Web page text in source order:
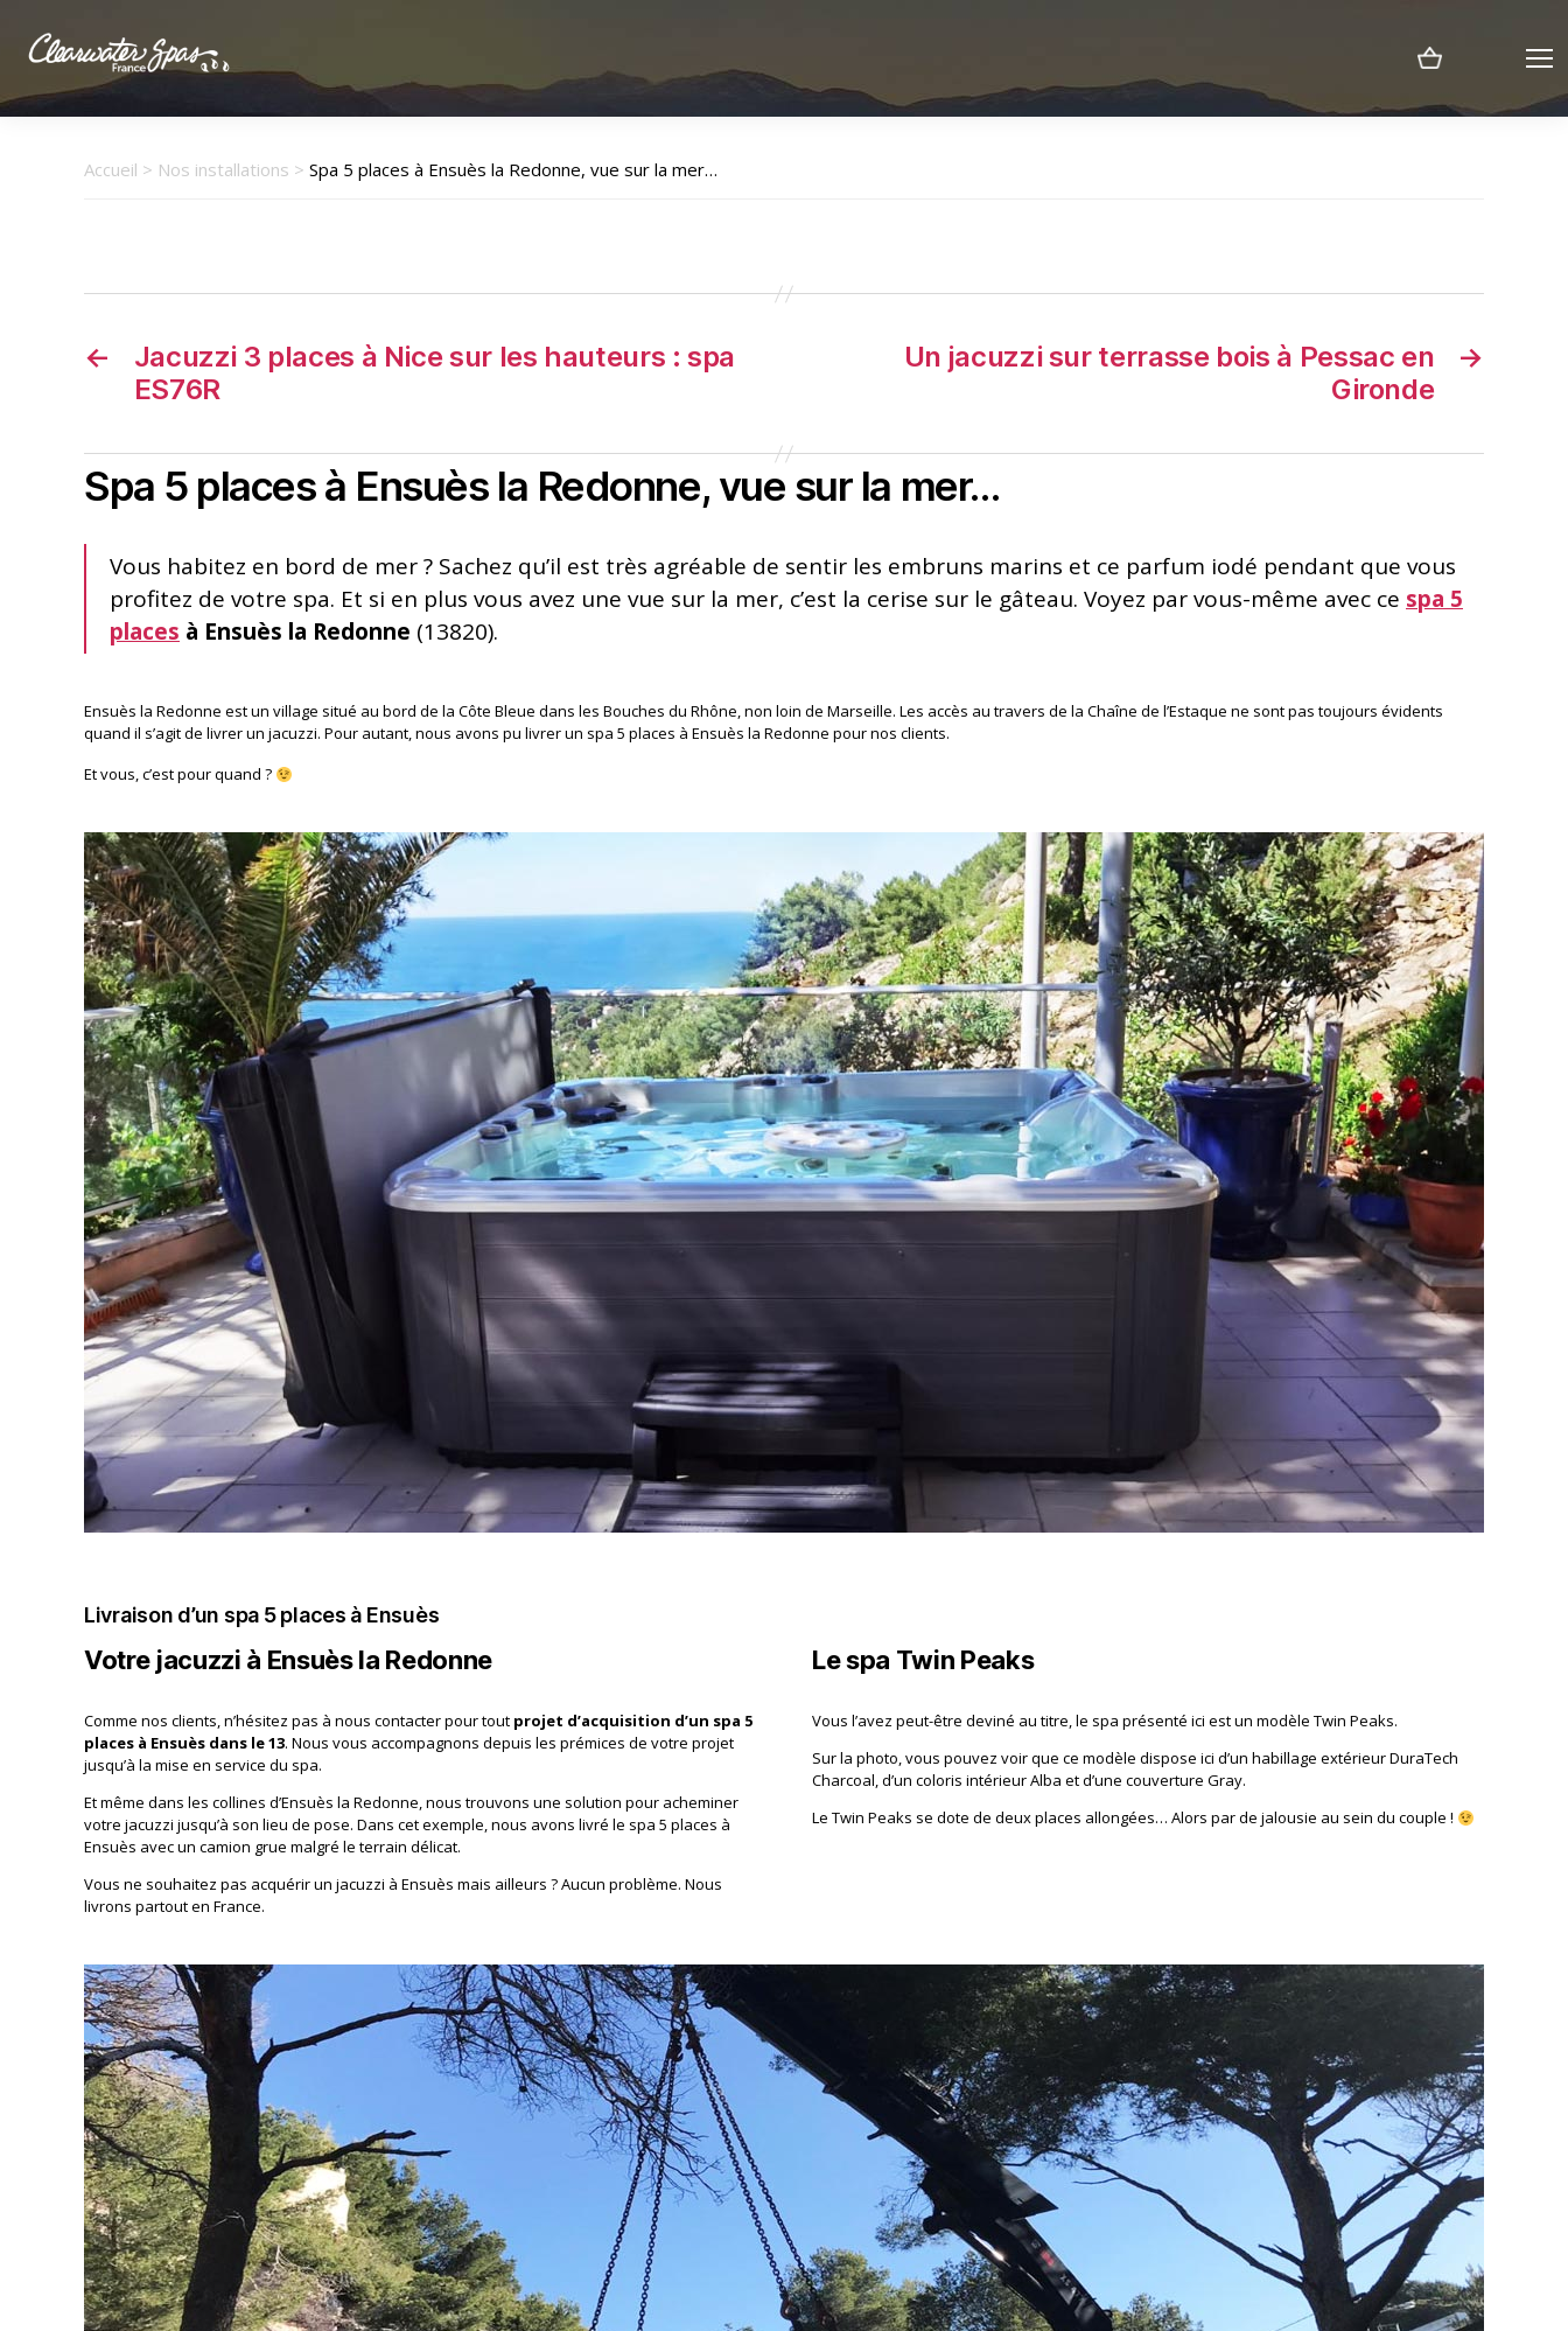
Clearwater
Spas
Accueil > Nos installations > Spa 5 places à Ensuès la Redonne, vue sur la mer…
←
Jacuzzi 3 places à Nice sur les hauteurs : spa
ES76R
→
Un jacuzzi sur terrasse bois à Pessac en
Gironde
Spa 5 places à Ensuès la Redonne, vue sur la mer…
Vous habitez en bord de mer ? Sachez qu’il est très agréable de sentir les embruns marins et ce parfum iodé pendant que vous
profitez de votre spa. Et si en plus vous avez une vue sur la mer, c’est la cerise sur le gâteau. Voyez par vous-même avec ce spa 5
places à Ensuès la Redonne (13820).
Ensuès la Redonne est un village situé au bord de la Côte Bleue dans les Bouches du Rhône, non loin de Marseille. Les accès au travers de la Chaîne de l’Estaque ne sont pas toujours évidents
quand il s’agit de livrer un jacuzzi. Pour autant, nous avons pu livrer un spa 5 places à Ensuès la Redonne pour nos clients.
Et vous, c’est pour quand ?
Livraison d’un spa 5 places à Ensuès
Votre jacuzzi à Ensuès la Redonne
Comme nos clients, n’hésitez pas à nous contacter pour tout projet d’acquisition d’un spa 5
places à Ensuès dans le 13. Nous vous accompagnons depuis les prémices de votre projet
jusqu’à la mise en service du spa.
Et même dans les collines d’Ensuès la Redonne, nous trouvons une solution pour acheminer
votre jacuzzi jusqu’à son lieu de pose. Dans cet exemple, nous avons livré le spa 5 places à
Ensuès avec un camion grue malgré le terrain délicat.
Vous ne souhaitez pas acquérir un jacuzzi à Ensuès mais ailleurs ? Aucun problème. Nous
livrons partout en France.
Le spa Twin Peaks
Vous l’avez peut-être deviné au titre, le spa présenté ici est un modèle Twin Peaks.
Sur la photo, vous pouvez voir que ce modèle dispose ici d’un habillage extérieur DuraTech
Charcoal, d’un coloris intérieur Alba et d’une couverture Gray.
Le Twin Peaks se dote de deux places allongées… Alors par de jalousie au sein du couple !